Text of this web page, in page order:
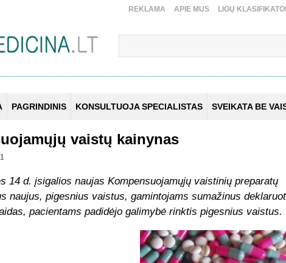
REKLAMA APIE MUS LIGŲ
PAGRINDINIS KONSULTUOJA SPECIALISTAS SVEIKATA BE
vaistų kainynas
14 d. įsigalios naujas Kompensuojamųjų vaistinių preparatų
naujus, pigesnius vaistus, gamintojams sumažinus
pacientams padidėjo galimybė rinktis pigesnius vaistus.